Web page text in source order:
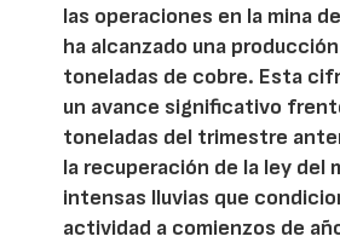
las operaciones en la mina
ha alcanzado una
toneladas de cobre. Esta
un avance significativo
toneladas del trimestre
la recuperación de la ley del
intensas lluvias que
actividad a comienzos de